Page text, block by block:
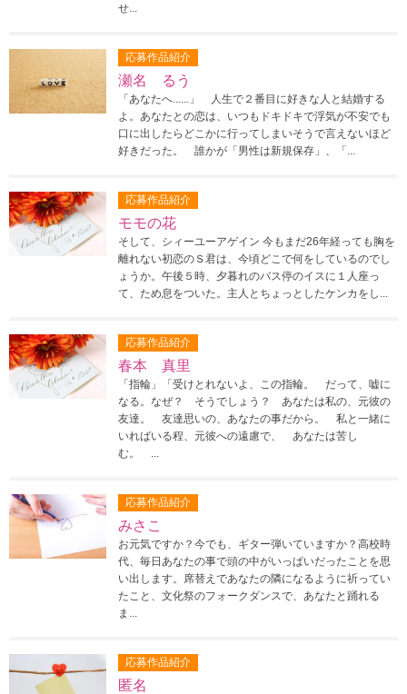
せ...
応募作品紹介
瀬名 るう
「あなたへ......」 人生で２番目に好きな人と結婚する
よ。あなたとの恋は、いつもドキドキで浮気が不安でも
口に出したらどこかに行ってしまいそうで言えないほど
好きだった。 誰かが「男性は新規保存」、「...
応募作品紹介
モモの花
そして、シィーユーアゲイン 今もまだ26年経っても胸を
離れない初恋のＳ君は、今頃どこで何をしているのでし
ょうか。午後５時、夕暮れのバス停のイスに１人座っ
て、ため息をついた。主人とちょっとしたケンカをし...
応募作品紹介
春本 真里
「指輪」「受けとれないよ、この指輪。 だって、嘘に
なる。なぜ？ そうでしょう？ あなたは私の、元彼の
友達。 友達思いの、あなたの事だから。 私と一緒に
いればいる程、元彼への遠慮で、 あなたは苦し
む。 ...
応募作品紹介
みさこ
お元気ですか？今でも、ギター弾いていますか？高校時
代、毎日あなたの事で頭の中がいっぱいだったことを思
い出します。席替えであなたの隣になるように祈ってい
たこと、文化祭のフォークダンスで、あなたと踊れる
ま...
応募作品紹介
匿名